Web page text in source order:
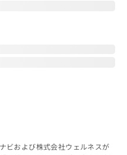
ビおよび株式会社ウェルネスが